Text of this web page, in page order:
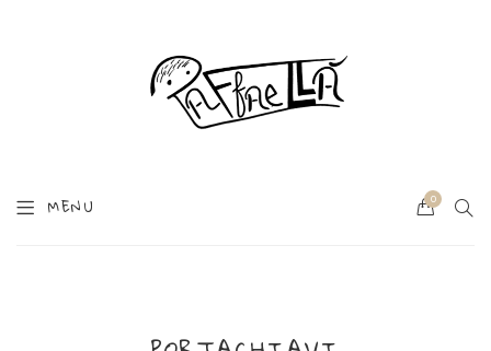
MENU Cart
0